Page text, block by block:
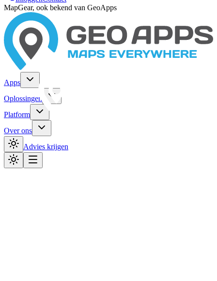
MapGear, ook bekend van GeoApps
Apps
Oplossingen
Platform
Over ons
Advies krijgen